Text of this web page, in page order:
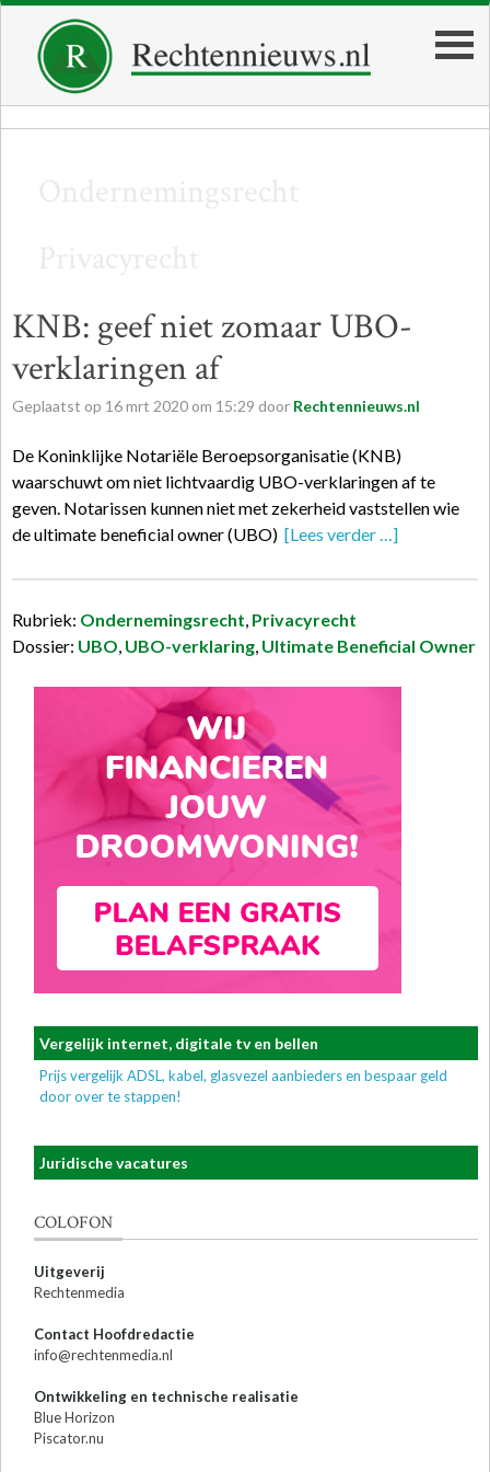
KNB: geef niet zomaar UBO-
verklaringen af
Geplaatst op 16mrt 2020 om 15:29 door Rechtennieuws.nl
De Koninklijke Notariële Beroepsorganisatie (KNB)
waarschuwt om niet lichtvaardig UBO-verklaringen af te
geven. Notarissen kunnen niet met zekerheid vaststellen wie
de ultimate beneficial owner (UBO) [Lees verder …]
Rubriek: Ondernemingsrecht, Privacyrecht
Dossier: UBO, UBO-verklaring, Ultimate Beneficial Owner
Vergelijk internet, digitale tv en bellen
Prijs vergelijk ADSL, kabel, glasvezel aanbieders en bespaar geld
door over te stappen!
Juridische vacatures
COLOFON
Uitgeverij
Rechtenmedia
Contact Hoofdredactie
info@rechtenmedia.nl
Ontwikkeling en technische realisatie
Blue Horizon
Piscator.nu